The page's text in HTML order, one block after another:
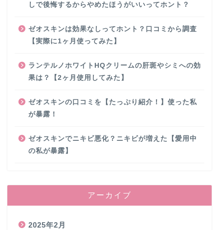
しで後悔するからやめたほうがいいってホント？
ゼオスキンは効果なしってホント？口コミから調査
【実際に1ヶ月使ってみた】
ランテルノホワイトHQクリームの肝斑やシミへの効
果は？【2ヶ月使用してみた】
ゼオスキンの口コミを【たっぷり紹介！】使った私
が暴露！
ゼオスキンでニキビ悪化？ニキビが増えた【愛用中
の私が暴露】
アーカイブ
2025年2月